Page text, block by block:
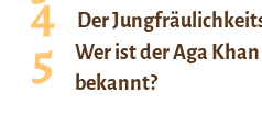
Der
Wer ist der Aga
bekannt?